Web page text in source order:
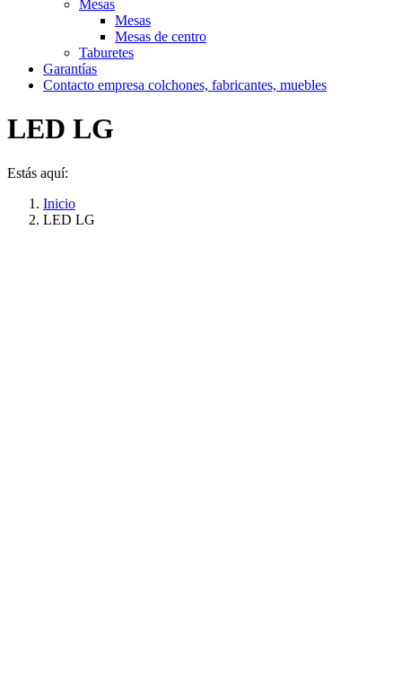
Mesas
Mesas
Mesas de centro
Taburetes
Garantías
Contacto empresa colchones, fabricantes, muebles
LED LG
Estás aquí:
Inicio
LED LG